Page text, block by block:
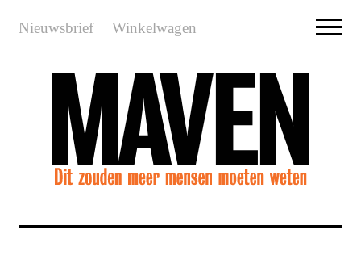
Nieuwsbrief Winkelwagen